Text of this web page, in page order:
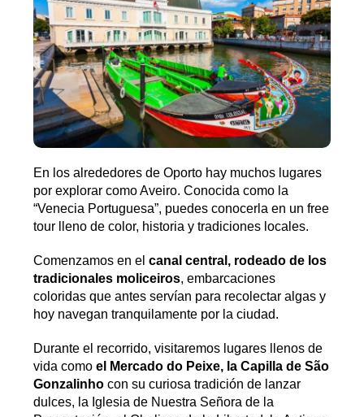
En los alrededores de Oporto hay muchos lugares
por explorar como Aveiro. Conocida como la
“Venecia Portuguesa”, puedes conocerla en un free
tour lleno de color, historia y tradiciones locales.
Comenzamos en elcanal central, rodeado de los
tradicionales moliceiros, embarcaciones
coloridas que antes servían para recolectar algas y
hoy navegan tranquilamente por la ciudad.
Durante el recorrido, visitaremos lugares llenos de
vida comoel Mercado do Peixe, la Capilla de São
Gonzalinhocon su curiosa tradición de lanzar
dulces, la Iglesia de Nuestra Señora de la